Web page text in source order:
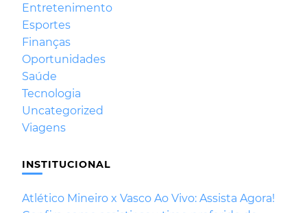
Entretenimento
Esportes
Finanças
Oportunidades
Saúde
Tecnologia
Uncategorized
Viagens
INSTITUCIONAL
Atlético Mineiro x Vasco Ao Vivo: Assista Agora!